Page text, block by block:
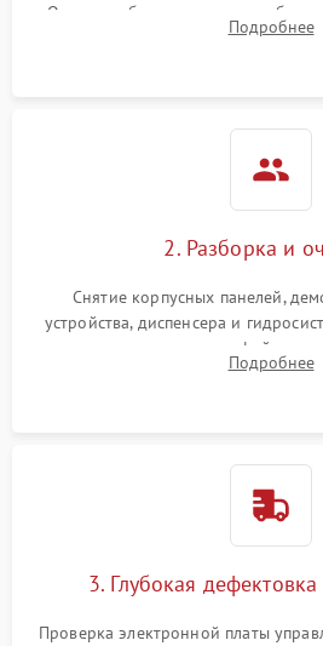
Оценка работы помпы, термоблока
Измерение температуры иПодробнее
2. Разборка и
Снятие корпусных панелей,
устройства, диспенсера и
внутренних узлов от кофейных
Промывка дренажных каналов и
Подробнее
3. Глубокая
Проверка электронной платы